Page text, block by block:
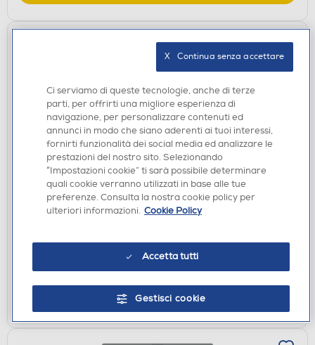
EPILATORI E DEPILATORI
BRAUN - Epilatore Wet & Dry LEGEPIL SES9-011
3D BOX MN-ORO
€ 149,99
disponibile
Ritiro in negozio in 30' gratuito:
AGGIUNGI
Ci serviamo di queste tecnologie, anche di terze
parti, per offrirti una migliore esperienza di
navigazione, per personalizzare contenuti ed
annunci in modo che siano aderenti ai tuoi interessi,
fornirti funzionalità dei social media ed analizzare le
prestazioni del nostro sito. Selezionando
“Impostazioni cookie” ti sarà possibile determinare
quali cookie verranno utilizzati in base alle tue
preferenze. Consulta la nostra cookie policy per
ulteriori informazioni. Cookie Policy
Accetta tutti
Gestisci cookie
X   Continua senza accettare